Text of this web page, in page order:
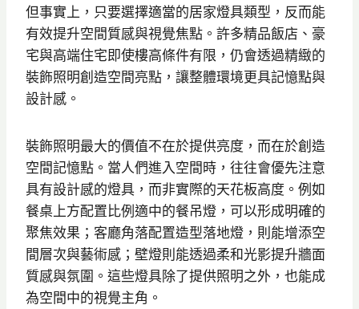
但事實上，只要選擇適當的居家燈具類型，反而能
有效提升空間質感與視覺焦點。許多精品飯店、豪
宅與高端住宅即使樓高條件有限，仍會透過精緻的
裝飾照明創造空間亮點，讓整體環境更具記憶點與
設計感。
裝飾照明最大的價值不在於提供亮度，而在於創造
空間記憶點。當人們進入空間時，往往會優先注意
具有設計感的燈具，而非實際的天花板高度。例如
餐桌上方配置比例適中的餐吊燈，可以形成明確的
聚焦效果；客廳角落配置造型落地燈，則能增添空
間層次與藝術感；壁燈則能透過柔和光影提升牆面
質感與氛圍。這些燈具除了提供照明之外，也能成
為空間中的視覺主角。